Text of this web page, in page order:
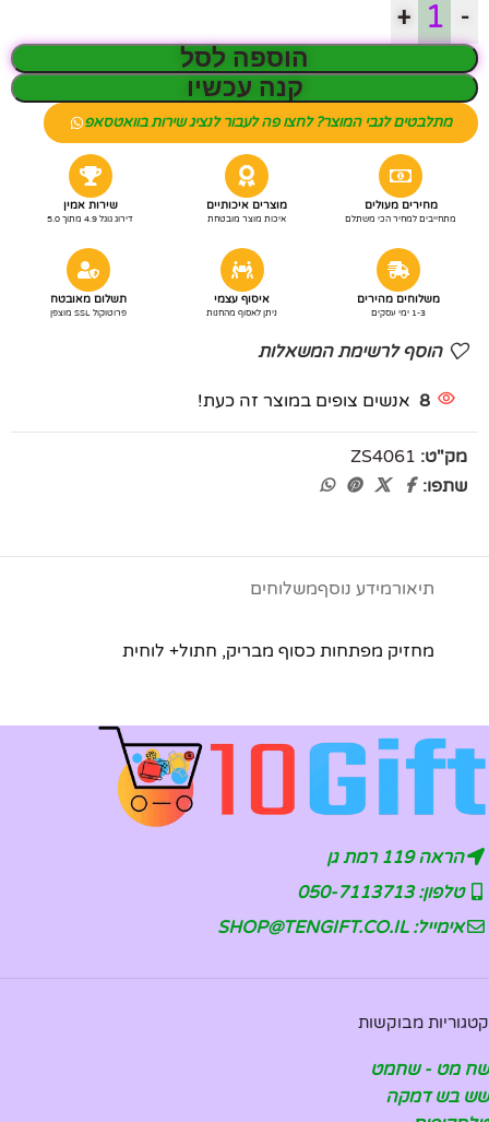
-
+
הוספה לסל
קנה עכשיו
מתלבטים לגבי המוצר? לחצו פה לעבור לנציג שירות בוואטסאפ
מחירים מעולים
מתחייבים למחיר הכי משתלם
מוצרים איכותיים
איכות מוצר מובטחת
שירות אמין
דירוג גוגל 4.9 מתוך 5.0
משלוחים מהירים
1-3 ימי עסקים
איסוף עצמי
ניתן לאסוף מהחנות
תשלום מאובטח
פרוטוקול SSL מוצפן
הוסף לרשימת המשאלות
8 אנשים צופים במוצר זה כעת!
מק"ט: ZS4061
שתפו:
תיאורמידע נוסףמשלוחים
מחזיק מפתחות כסוף מבריק, חתול+ לוחית
הראה 119 רמת גן
טלפון: 050-7113713
אימייל: SHOP@TENGIFT.CO.IL
קטגוריות מבוקשות
שח מט - שחמט
שש בש דמקה